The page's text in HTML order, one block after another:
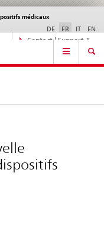
Contact | Support &
médicaux
DE FR IT EN